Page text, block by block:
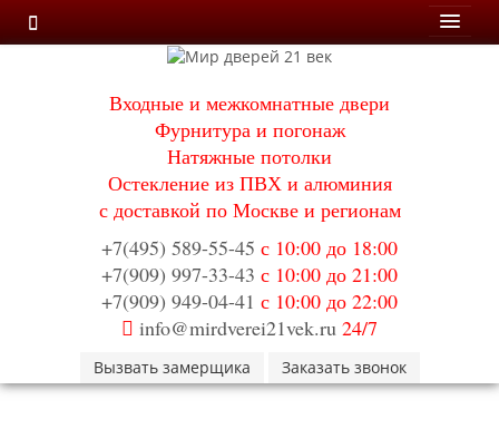
Корзина
Входные двери
Двери с терморазрывом для улицы
Противопожарные двери
Двери Бункер
Двери Лекс
Двери Термодор
Арктика
Стайл
Входные и межкомнатные двери
Фурнитура и погонаж
Натяжные потолки
Остекление из ПВХ и алюминия
с доставкой по Москве и регионам
+7(495) 589-55-45 с 10:00 до 18:00
+7(909) 997-33-43 с 10:00 до 21:00
+7(909) 949-04-41 с 10:00 до 22:00
info@mirdverei21vek.ru 24/7
Вызвать замерщика Заказать звонок